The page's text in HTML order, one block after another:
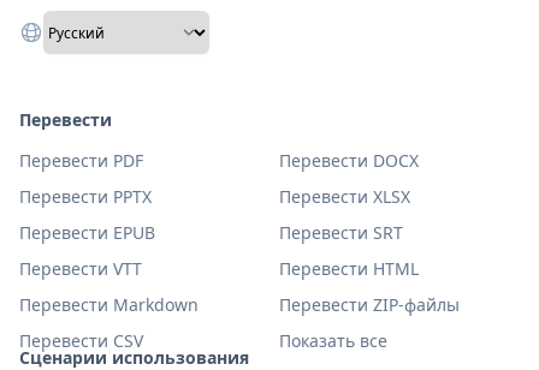
Сценарии использования
Перевести
Перевести PDF
Перевести DOCX
Перевести PPTX
Перевести XLSX
Перевести EPUB
Перевести SRT
Перевести VTT
Перевести HTML
Перевести Markdown
Перевести ZIP-файлы
Перевести CSV
Показать все